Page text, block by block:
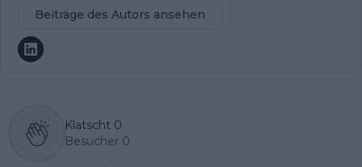
Beiträge des Autors ansehen
Klatscht 0
Besucher 0